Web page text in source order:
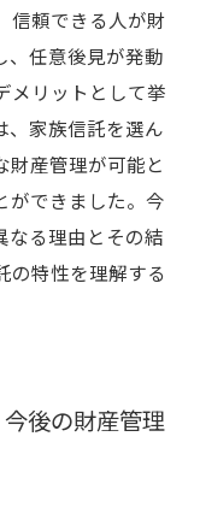
信頼できる人が財
、任意後見が発動
メリットとして挙
、家族信託を選ん
財産管理が可能と
ができました。今
なる理由とその結
の特性を理解する
後の財産管理